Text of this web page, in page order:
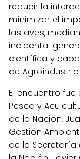
reducir la
minimizar el
las aves,
incidental
científica y
de
El encuentro
Pesca y
de la Nación,
Gestión
de la Secretaría